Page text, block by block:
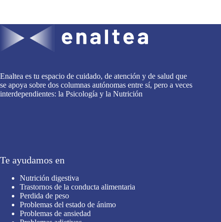
Enaltea es tu espacio de cuidado, de atención y de salud que
se apoya sobre dos columnas autónomas entre sí, pero a veces
interdependientes: la Psicología y la Nutrición
Te ayudamos en
Nutrición digestiva
Trastornos de la conducta alimentaria
Perdida de peso
Problemas del estado de ánimo
Problemas de ansiedad